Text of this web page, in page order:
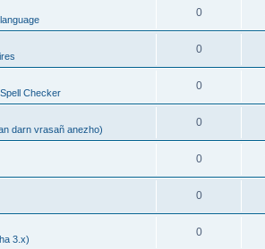
0
0
Checker
0
darn vrasañ anezho)
0
0
0
3.x)
0